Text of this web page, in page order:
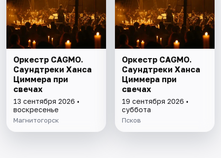
Оркестр CAGMO.
Саундтреки Ханса
Циммера при
свечах
13 сентября 2026 •
воскресенье
Магнитогорск
Оркестр CAGMO.
Саундтреки Ханса
Циммера при
свечах
19 сентября 2026 •
суббота
Псков